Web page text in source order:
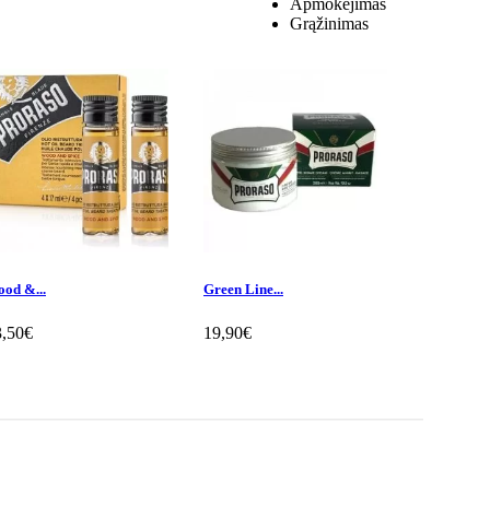
Apmokėjimas
Grąžinimas
&... Green Line...
19,90€